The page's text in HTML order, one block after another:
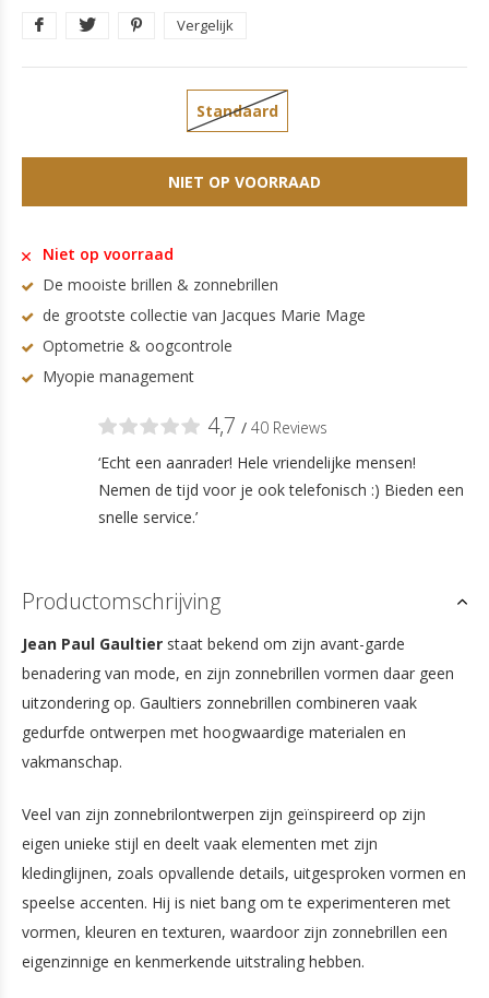
Vergelijk
Standaard
NIET OP VOORRAAD
Niet op voorraad
De mooiste brillen & zonnebrillen
de grootste collectie van Jacques Marie Mage
Optometrie & oogcontrole
Myopie management
4,7 / 40 Reviews
‘Echt een aanrader! Hele vriendelijke mensen!
Nemen de tijd voor je ook telefonisch :) Bieden een
snelle service.’
Productomschrijving
Jean Paul Gaultier staat bekend om zijn avant-garde
benadering van mode, en zijn zonnebrillen vormen daar geen
uitzondering op. Gaultiers zonnebrillen combineren vaak
gedurfde ontwerpen met hoogwaardige materialen en
vakmanschap.
Veel van zijn zonnebrilontwerpen zijn geïnspireerd op zijn
eigen unieke stijl en deelt vaak elementen met zijn
kledinglijnen, zoals opvallende details, uitgesproken vormen en
speelse accenten. Hij is niet bang om te experimenteren met
vormen, kleuren en texturen, waardoor zijn zonnebrillen een
eigenzinnige en kenmerkende uitstraling hebben.